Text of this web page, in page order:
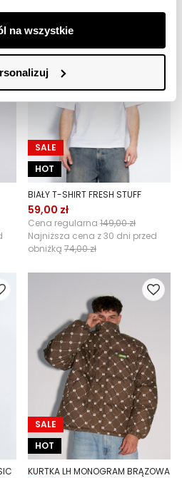
na wszystkie
SALE
HOT
BIAŁY T-SHIRT FRESH STUFF
59,00 zł
Cena regularna 149,00 zł
Najniższa cena z 30 dni przed
obniżką 74,00 zł
SALE
HOT
KURTKA LH MONOGRAM BRĄZOWA